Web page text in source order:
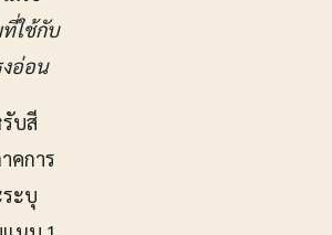
ใช้กับ
อ่อน
บสี
คการ
ะบุ